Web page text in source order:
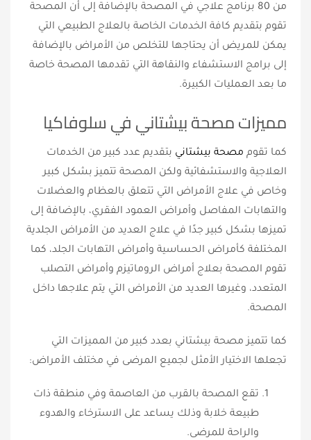
من 80 برنامج علاجي في المصحة بالإضافة إلى أن المصحة
تقوم بتقديم كافة الخدمات الخاصة بالعلاج الطبيعي التي
يمكن للمريض أن يحتاجها للتخلص من الأمراض بالإضافة
إلى برامج الاستشفاء والنقاهة التي تقدمها المصحة خاصة
ما بعد العمليات الكبيرة.
مميزات مصحة بيشتاني في سلوفاكيا
كما تقوم مصحة بيشتاني بتقديم عدد كبير من الخدمات
العلاجية والاستشفائية ولكن المصحة تتميز بشكل كبير
وخاص في علاج الأمراض التي تتعلق بالعظام والعضلات
والتهابات المفاصل وأمراض العمود الفقري، بالإضافة إلى
تميزها بشكل كبير جدًا في علاج العديد من الأمراض الجلدية
المختلفة كأمراض الحساسية وأمراض التهابات الجلد، كما
تقوم المصحة بعلاج أمراض الروماتيزم وأمراض التصلب
المتعدد، وغيرها العديد من الأمراض التي يتم علاجها داخل
المصحة.
كما تتميز مصحة بيشتاني بعدد كبير من المميزات التي
تجعلها الاختيار الأمثل لجميع المرضى في مختلف الأمراض:
تقع المصحة بالقرب من العاصمة وفي منطقة ذات
طبيعة خلابة وذلك يساعد على الاسترخاء والهدوء
والراحة للمرضى.